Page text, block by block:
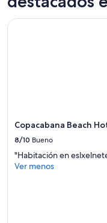
Copacabana Beach
8/10 Bueno
"Habitación en
Ver menos
Copacabana Beach